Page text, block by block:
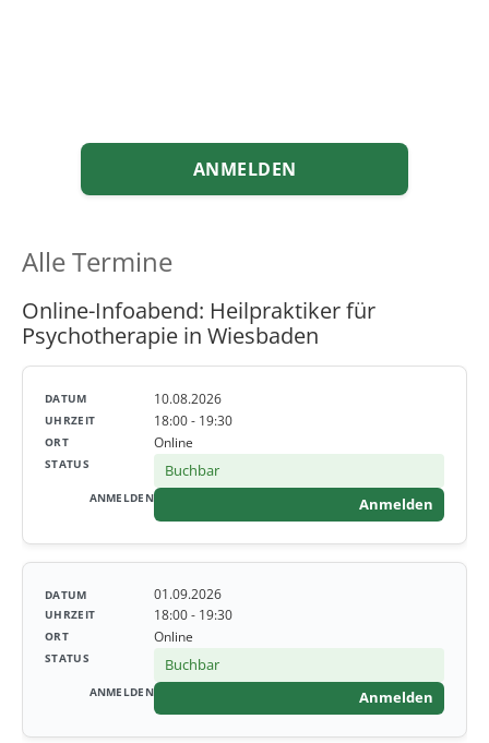
ANMELDEN
Alle Termine
Online-Infoabend: Heilpraktiker für
Psychotherapie in Wiesbaden
10.08.2026
18:00 - 19:30
Online
Buchbar
Anmelden
01.09.2026
18:00 - 19:30
Online
Buchbar
Anmelden